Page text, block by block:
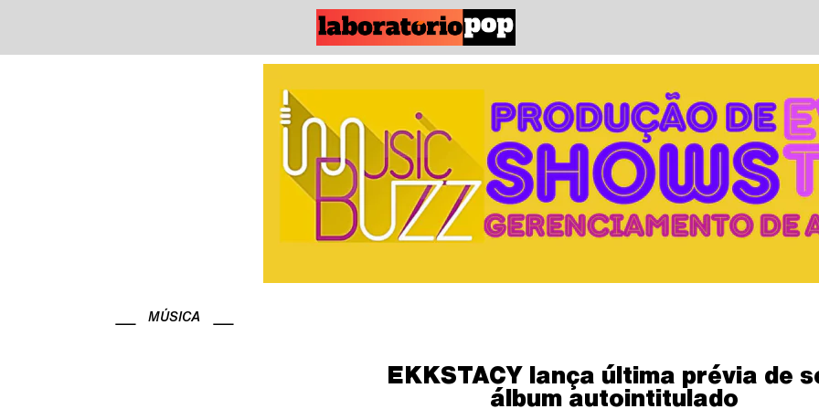
MÚSICA
EKKSTACY lança última prévia de
álbum autointitulado